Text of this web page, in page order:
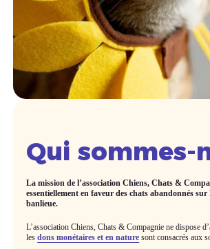
Qui sommes-
La mission de l’association Chiens, Chats &
essentiellement en faveur des chats abandonnés sur
banlieue.
L’association Chiens, Chats & Compagnie ne dispose
lesdons monétaires et en nature sont consacrés aux